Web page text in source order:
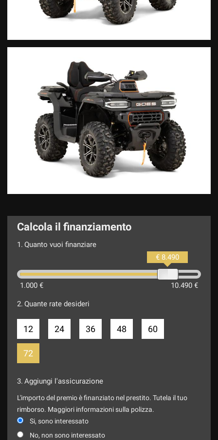
Calcola il finanziamento
1. Quanto vuoi finanziare
1.000 € 10.490 €
€ 8.490
2. Quante rate desideri
12 24 36 48 60
72
3. Aggiungi l'assicurazione
L'importo del premio è finanziato nel prestito. Tutela il tuo
rimborso. Maggiori informazioni sulla polizza.
Si, sono interessato
No, non sono interessato